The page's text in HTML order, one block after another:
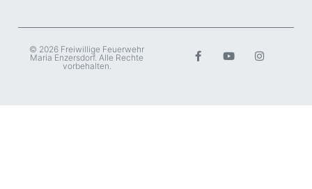
© 2026 Freiwillige Feuerwehr
Maria Enzersdorf. Alle Rechte
vorbehalten.